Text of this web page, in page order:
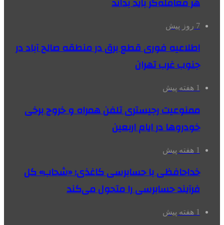
7 روز پیش
اطلاعیه فوری قطع برق در منطقه صالح آباد در
جنوب غرب تهران
1 هفته پیش
ممنوعیت رجیستری تلفن همراه و خروج برخی
خودروها در ایام اربعین
1 هفته پیش
خداحافظی با حسابرسی کاغذی؛ «شحاب» کل
فرآیند حسابرسی را متحول می‌کند
1 هفته پیش